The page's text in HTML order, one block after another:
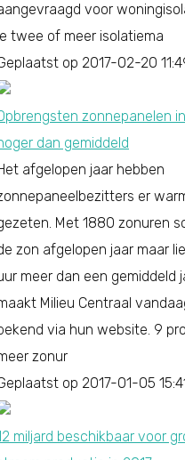
voor
twee of meer isolatiema
op 2017-02-20
zonnepanelen
dan gemiddeld
afgelopen jaar hebben
er
Met 1880 zonuren
zon afgelopen jaar maar
meer dan een gemiddeld
Milieu Centraal
via hun website. 9
zonur
op 2017-01-05
miljard beschikbaar voor